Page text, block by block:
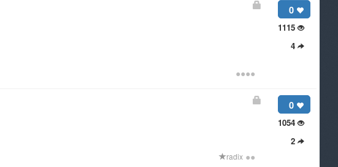
0
1115
4
●●●●
0
1054
2
radix ●●